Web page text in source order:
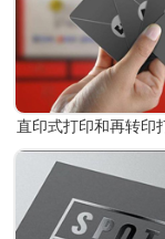
直印式打印和再转印